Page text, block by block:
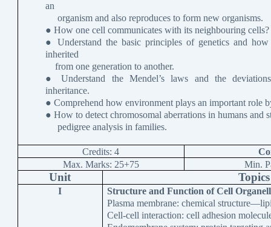
an
organism and also reproduces to form new organisms.
● How one cell communicates with its neighbouring cells?
● Understand the basic principles of genetics and
inherited
from one generation to another.
● Understand the Mendel’s laws and the
inheritance.
● Comprehend how environment plays an important role
● How to detect chromosomal aberrations in humans and
pedigree analysis in families.
Credits: 4
Max. Marks: 25+75
Min.
Unit Topics
I
Structure and Function of Cell
Plasma membrane: chemical
Cell-cell interaction: cell adhesion